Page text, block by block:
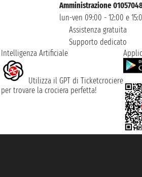
Amministrazione
lun-ven 09:00 - 12:00 e
Assistenza gratuita
Supporto dedicato
Intelligenza Artificiale
Utilizza il GPT di Ticketcrociere
per trovare la crociera perfetta!